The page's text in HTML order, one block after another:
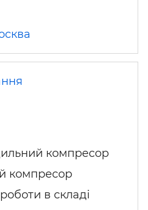
компресор
компресор
в складі